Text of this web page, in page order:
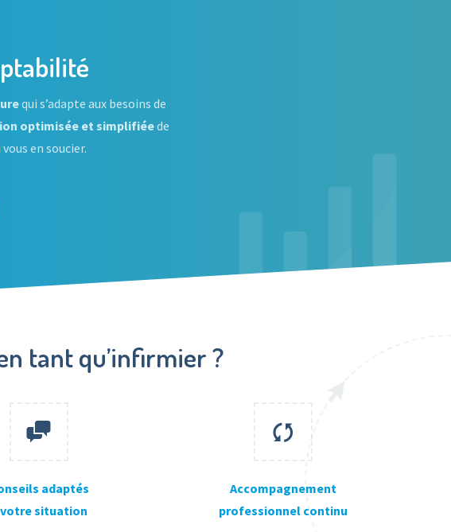
qui s’adapte aux besoins de
optimisée et simplifiéede
en soucier.
tant qu’infirmier ?
adaptés
situation
Accompagnement
professionnel continu